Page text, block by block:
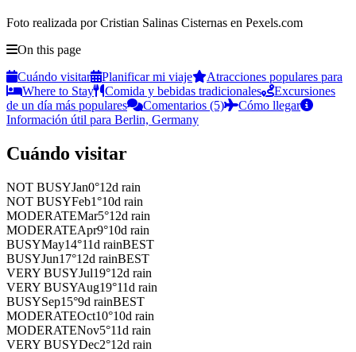
Foto realizada por Cristian Salinas Cisternas en Pexels.com
On this page
Cuándo visitar
Planificar mi viaje
Atracciones populares para
Where to Stay
Comida y bebidas tradicionales
Excursiones
de un día más populares
Comentarios (5)
Cómo llegar
Información útil para Berlin, Germany
Cuándo visitar
NOT BUSYJan0°12d rain
NOT BUSYFeb1°10d rain
MODERATEMar5°12d rain
MODERATEApr9°10d rain
BUSYMay14°11d rainBEST
BUSYJun17°12d rainBEST
VERY BUSYJul19°12d rain
VERY BUSYAug19°11d rain
BUSYSep15°9d rainBEST
MODERATEOct10°10d rain
MODERATENov5°11d rain
VERY BUSYDec2°12d rain